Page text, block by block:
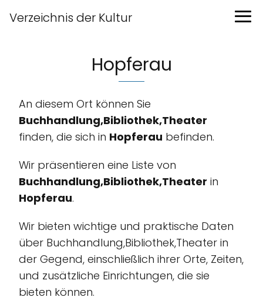
Verzeichnis der Kultur
Hopferau
An diesem Ort können Sie
Buchhandlung,Bibliothek,Theater
finden, die sich in Hopferau befinden.
Wir präsentieren eine Liste von
Buchhandlung,Bibliothek,Theater in
Hopferau.
Wir bieten wichtige und praktische Daten
über Buchhandlung,Bibliothek,Theater in
der Gegend, einschließlich ihrer Orte, Zeiten,
und zusätzliche Einrichtungen, die sie
bieten können.